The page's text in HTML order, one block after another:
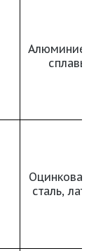
сплавы
сталь,